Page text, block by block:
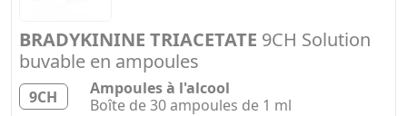
BRADYKININE TRIACETATE 9CH Solution
buvable en ampoules
9CH
Ampoules à l'alcool
Boîte de 30 ampoules de 1 ml